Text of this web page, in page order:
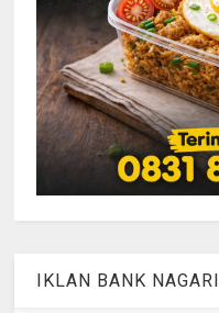
IKLAN BANK NAGARI